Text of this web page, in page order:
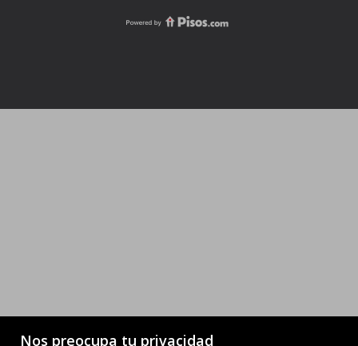
Nos preocupa tu privacidad